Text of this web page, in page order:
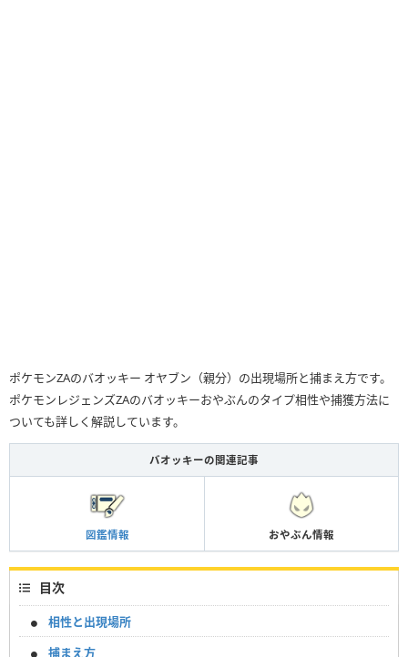
ポケモンZAのバオッキー オヤブン（親分）の出現場所と捕まえ方です。
ポケモンレジェンズZAのバオッキーおやぶんのタイプ相性や捕獲方法に
ついても詳しく解説しています。
バオッキーの関連記事
図鑑情報 おやぶん情報
目次
相性と出現場所
捕まえ方